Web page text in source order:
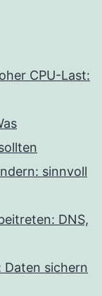
CPU-Last:
sinnvoll
DNS,
Daten sichern